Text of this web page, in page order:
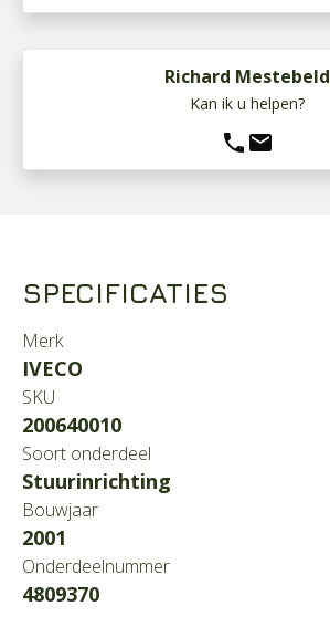
Richard Mestebeld
Kan ik u helpen?
phone mail
SPECIFICATIES
Merk
IVECO
SKU
200640010
Soort onderdeel
Stuurinrichting
Bouwjaar
2001
Onderdeelnummer
4809370